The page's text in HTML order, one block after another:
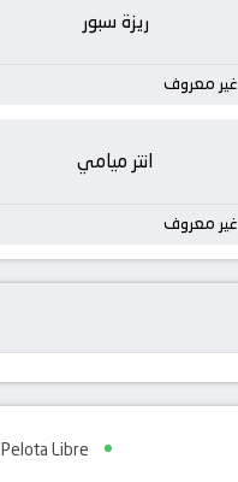
ريزة سبور
غير معروف
انتر ميامي
غير معروف
Pelota Libre – بيلوتا ليبري